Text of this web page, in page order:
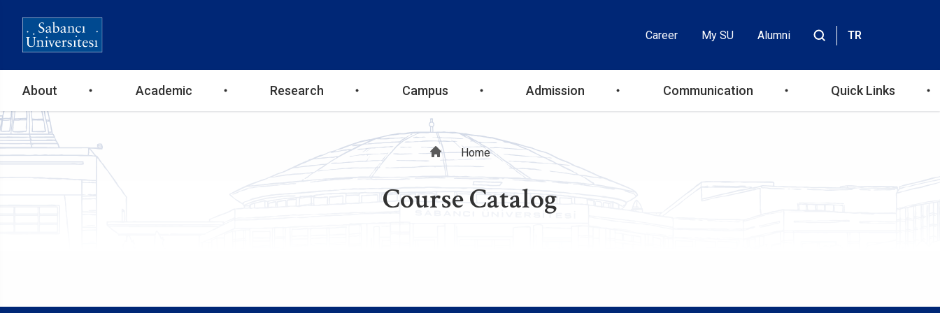
Header
Top
Career My SU
Alumni
TR
Ana
gezinti
menüsü
About Academic Research Campus Admission Communication Quick Links
Breadcrumb
Home
Course Catalog